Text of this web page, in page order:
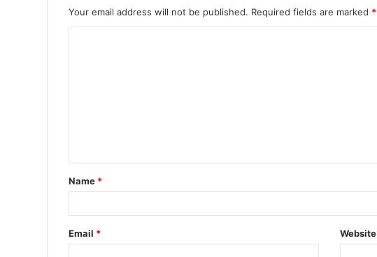
Your email address will not be published. Required fields are marked *
Name *
Email * Website